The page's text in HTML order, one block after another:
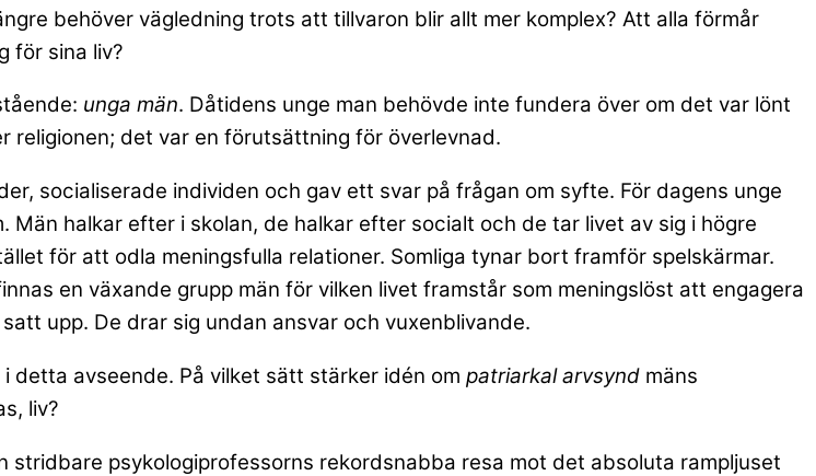
behöver vägledning trots att tillvaron blir allt mer komplex? Att alla förmår
för sina liv?
unga män. Dåtidens unge man behövde inte fundera över om det var lönt
religionen; det var en förutsättning för överlevnad.
socialiserade individen och gav ett svar på frågan om syfte. För dagens unge
halkar efter i skolan, de halkar efter socialt och de tar livet av sig i högre
för att odla meningsfulla relationer. Somliga tynar bort framför spelskärmar.
en växande grupp män för vilken livet framstår som meningslöst att engagera
upp. De drar sig undan ansvar och vuxenblivande.
detta avseende. På vilket sätt stärker idén om patriarkal arvsynd mäns
liv?
psykologiprofessorns rekordsnabba resa mot det absoluta rampljuset